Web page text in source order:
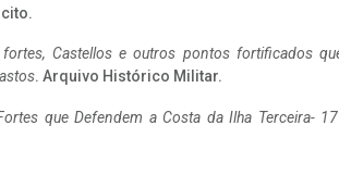
fortes, Castellos e outros pontos fortificados
. Arquivo Histórico Militar.
que Defendem a Costa da Ilha Terceira-